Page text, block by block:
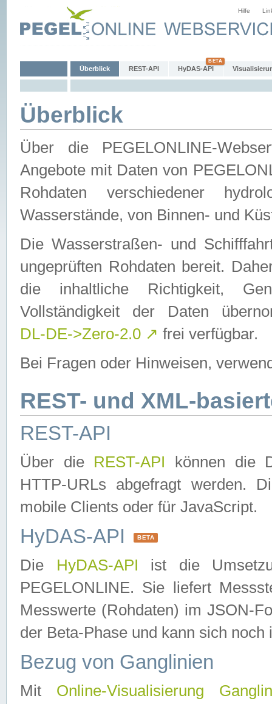
Hilfe
Überblick REST-API HyDAS-API
Überblick
Über die PEGELONLINE-
Angebote mit Daten von
Rohdaten verschiedener
Wasserstände, von Binnen- und
Die Wasserstraßen- und
ungeprüften Rohdaten bereit.
die inhaltliche Richtigkeit,
Vollständigkeit der Daten
DL-DE->Zero-2.0 ↗ frei verfügbar.
Bei Fragen oder Hinweisen,
REST- und XML-
REST-API
Über die REST-API können die
HTTP-URLs abgefragt werden.
mobile Clients oder für JavaScript.
HyDAS-API BETA
Die HyDAS-API ist die
PEGELONLINE. Sie liefert
Messwerte (Rohdaten) im JSON-
der Beta-Phase und kann sich noch
Bezug von Ganglinien
Mit Online-Visualisierung